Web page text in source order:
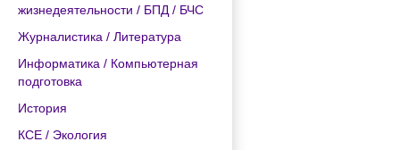
жизнедеятельности / БПД / БЧС
Журналистика / Литература
Информатика / Компьютерная
подготовка
История
КСЕ / Экология